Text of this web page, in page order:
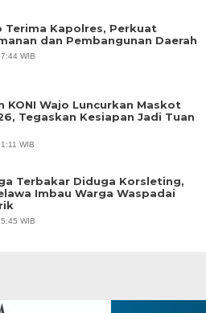
Terima Kapolres, Perkuat
dan Pembangunan Daerah
WIB
KONI Wajo Luncurkan Maskot
Tegaskan Kesiapan Jadi Tuan
WIB
Terbakar Diduga Korsleting,
Imbau Warga Waspadai
WIB